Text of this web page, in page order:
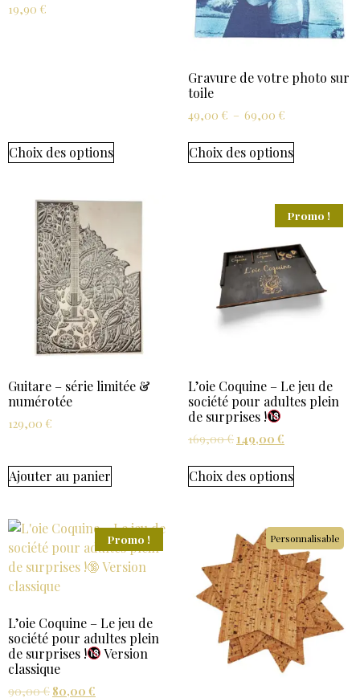
19,90 €
Choix des options
Gravure de votre photo sur
toile
49,00 € – 69,00 €
Choix des options
Guitare – série limitée &
numérotée
129,00 €
Ajouter au panier
Promo !
L’oie Coquine – Le jeu de
société pour adultes plein
de surprises !
169,00€ 149,00 €
Choix des options
Promo !
L’oie Coquine – Le jeu de
société pour adultes plein
de surprises !
Version
classique
90,00€ 80,00 €
Personnalisable